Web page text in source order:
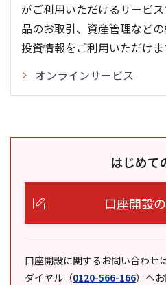
がご利用いただけるサービ
品のお取引、資産管理など
投資情報をご利用いただけま
オンラインサービス
はじめて
口座開設
口座開設に関するお問い合わせ
ダイヤル （0120-566-166） へ